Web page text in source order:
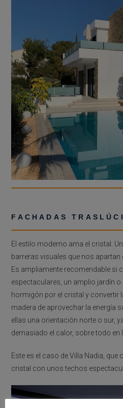
FACHADAS
El estilo moderno ama el cristal.
barreras visuales que nos apartan
Es ampliamente recomendable si
espectaculares, un amplio jardín
hormigón por el cristal y convertir
madera de aprovechar la energía
ellas una orientación norte o sur,
demasiado el calor, sobre todo en
Este es el caso de Villa Nadia,
cristal con unos techos